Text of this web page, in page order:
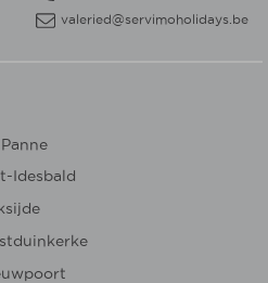
valeried@servimoholidays.be
Idesbald